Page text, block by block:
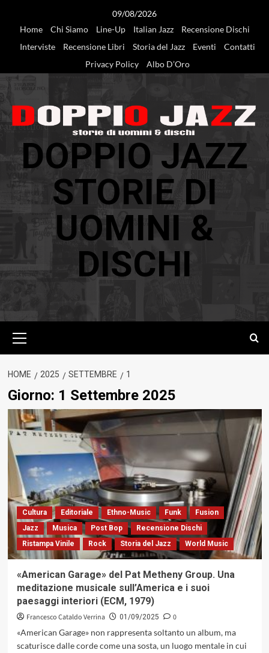
09/08/2026
Home
Chi Siamo Line-Up Italian Jazz
Recensione Dischi
Interviste
Recensione Libri Storia del Jazz Eventi
Contatti
Privacy Policy
Albo D’Oro
DOPPIO JAZZ
STORIE DI
UOMINI &
DISCHI
principale
HOME 2025 SETTEMBRE 1
Giorno: 1 Settembre 2025
Cultura Editoriale Ethno-Music Funk
Fusion
Jazz
Musica Post Bop
Recensione Dischi
Ristampa Vinile
Rock Storia del Jazz World Music
«American Garage» del Pat Metheny Group. Una
meditazione musicale sull’America e i suoi
paesaggi interiori (ECM, 1979)
Francesco Cataldo Verrina 01/09/2025
0
«American Garage» non rappresenta soltanto un album, ma
scaturisce dalle corde come una sosta, un luogo mentale in cui